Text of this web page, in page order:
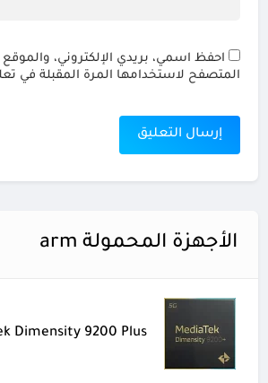
احفظ اسمي، بريدي الإلكتروني، والموقع
المتصفح لاستخدامها المرة المقبلة في
الأجهزة المحمولة arm
Dimensity 9200 Plus